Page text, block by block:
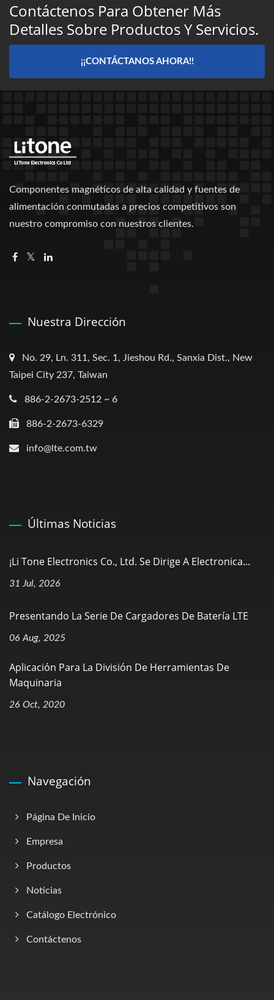
Contáctenos Para Obtener Más
Detalles Sobre Productos Y Servicios.
¡¡CONTÁCTANOS AHORA!!
Componentes magnéticos de alta calidad y fuentes de
alimentación conmutadas a precios competitivos son
nuestro compromiso con nuestros clientes.
Nuestra Dirección
No. 29, Ln. 311, Sec. 1, Jieshou Rd., Sanxia Dist., New
Taipei City 237, Taiwan
886-2-2673-2512 ~ 6
886-2-2673-6329
info@lte.com.tw
Últimas Noticias
¡Li Tone Electronics Co., Ltd. Se Dirige A Electronica...
31 Jul, 2026
Presentando La Serie De Cargadores De Batería LTE
06 Aug, 2025
Aplicación Para La División De Herramientas De
Maquinaria
26 Oct, 2020
Navegación
Página De Inicio
Empresa
Productos
Noticias
Catálogo Electrónico
Contáctenos